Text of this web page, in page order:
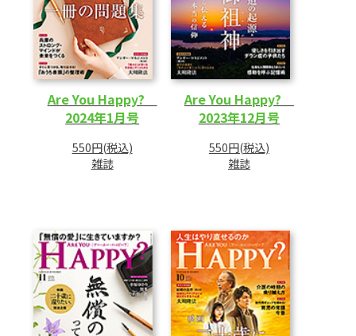
Are You Happy?
2024年1月号
550円(税込)
雑誌
Are You Happy?
2023年12月号
550円(税込)
雑誌